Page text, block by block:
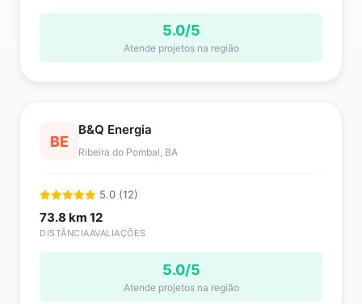
5.0/5
Atende projetos na região
BE
B&Q Energia
Ribeira do Pombal, BA
5.0 (12)
73.8 km
DISTÂNCIA
12
AVALIAÇÕES
5.0/5
Atende projetos na região